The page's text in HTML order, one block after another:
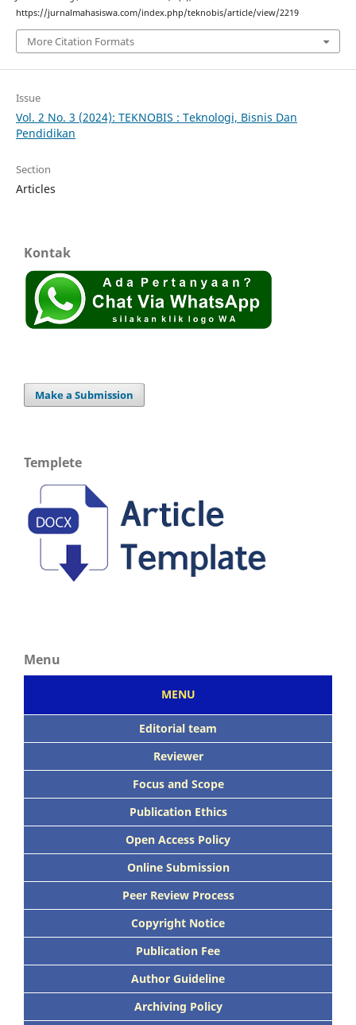
https://jurnalmahasiswa.com/index.php/teknobis/article/view/2219
More Citation Formats
Issue
Vol. 2 No. 3 (2024): TEKNOBIS : Teknologi, Bisnis Dan
Pendidikan
Section
Articles
Kontak
Make a Submission
Templete
Menu
MENU
Editorial team
Reviewer
Focus and Scope
Publication Ethics
Open Access Policy
Online Submission
Peer Review Process
Copyright Notice
Publication Fee
Author Guideline
Archiving Policy